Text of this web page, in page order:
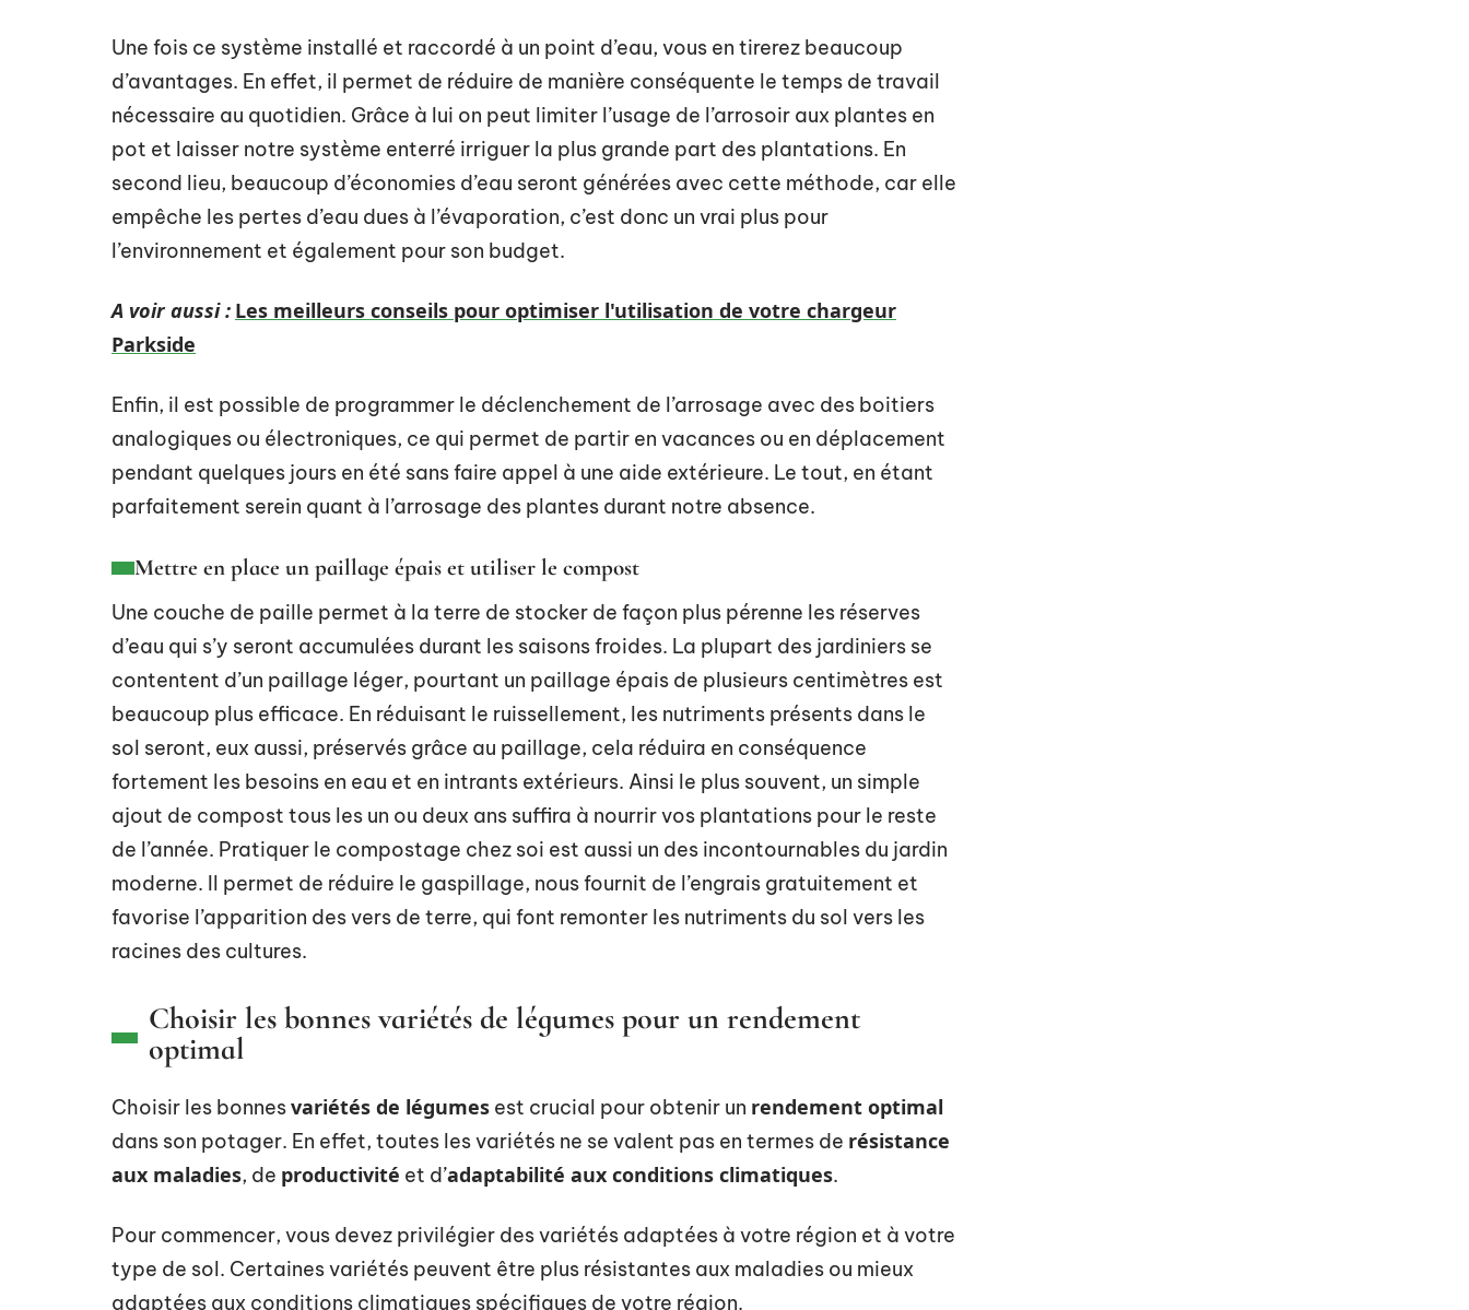
Une fois ce système installé et raccordé à un point d’eau, vous en tirerez beaucoup
d’avantages. En effet, il permet de réduire de manière conséquente le temps de travail
nécessaire au quotidien. Grâce à lui on peut limiter l’usage de l’arrosoir aux plantes en
pot et laisser notre système enterré irriguer la plus grande part des plantations. En
second lieu, beaucoup d’économies d’eau seront générées avec cette méthode, car elle
empêche les pertes d’eau dues à l’évaporation, c’est donc un vrai plus pour
l’environnement et également pour son budget.
A voir aussi : Les meilleurs conseils pour optimiser l'utilisation de votre chargeur
Parkside
Enfin, il est possible de programmer le déclenchement de l’arrosage avec des boitiers
analogiques ou électroniques, ce qui permet de partir en vacances ou en déplacement
pendant quelques jours en été sans faire appel à une aide extérieure. Le tout, en étant
parfaitement serein quant à l’arrosage des plantes durant notre absence.
Mettre en place un paillage épais et utiliser le compost
Une couche de paille permet à la terre de stocker de façon plus pérenne les réserves
d’eau qui s’y seront accumulées durant les saisons froides. La plupart des jardiniers se
contentent d’un paillage léger, pourtant un paillage épais de plusieurs centimètres est
beaucoup plus efficace. En réduisant le ruissellement, les nutriments présents dans le
sol seront, eux aussi, préservés grâce au paillage, cela réduira en conséquence
fortement les besoins en eau et en intrants extérieurs. Ainsi le plus souvent, un simple
ajout de compost tous les un ou deux ans suffira à nourrir vos plantations pour le reste
de l’année. Pratiquer le compostage chez soi est aussi un des incontournables du jardin
moderne. Il permet de réduire le gaspillage, nous fournit de l’engrais gratuitement et
favorise l’apparition des vers de terre, qui font remonter les nutriments du sol vers les
racines des cultures.
Choisir les bonnes variétés de légumes pour un rendement
optimal
Choisir les bonnesvariétés de légumes est crucial pour obtenir un rendement optimal
dans son potager. En effet, toutes les variétés ne se valent pas en termes de résistance
aux maladies, de productivité et d’adaptabilité aux conditions climatiques.
Pour commencer, vous devez privilégier des variétés adaptées à votre région et à votre
type de sol. Certaines variétés peuvent être plus résistantes aux maladies ou mieux
adaptées aux conditions climatiques spécifiques de votre région.